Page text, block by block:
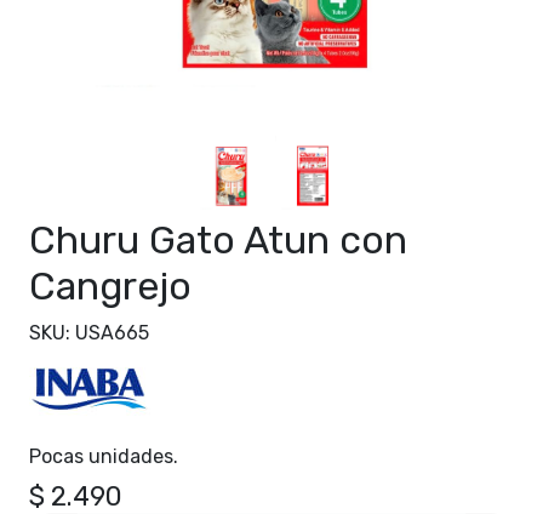
Churu Gato Atun con
Cangrejo
SKU: USA665
Pocas unidades.
$ 2.490